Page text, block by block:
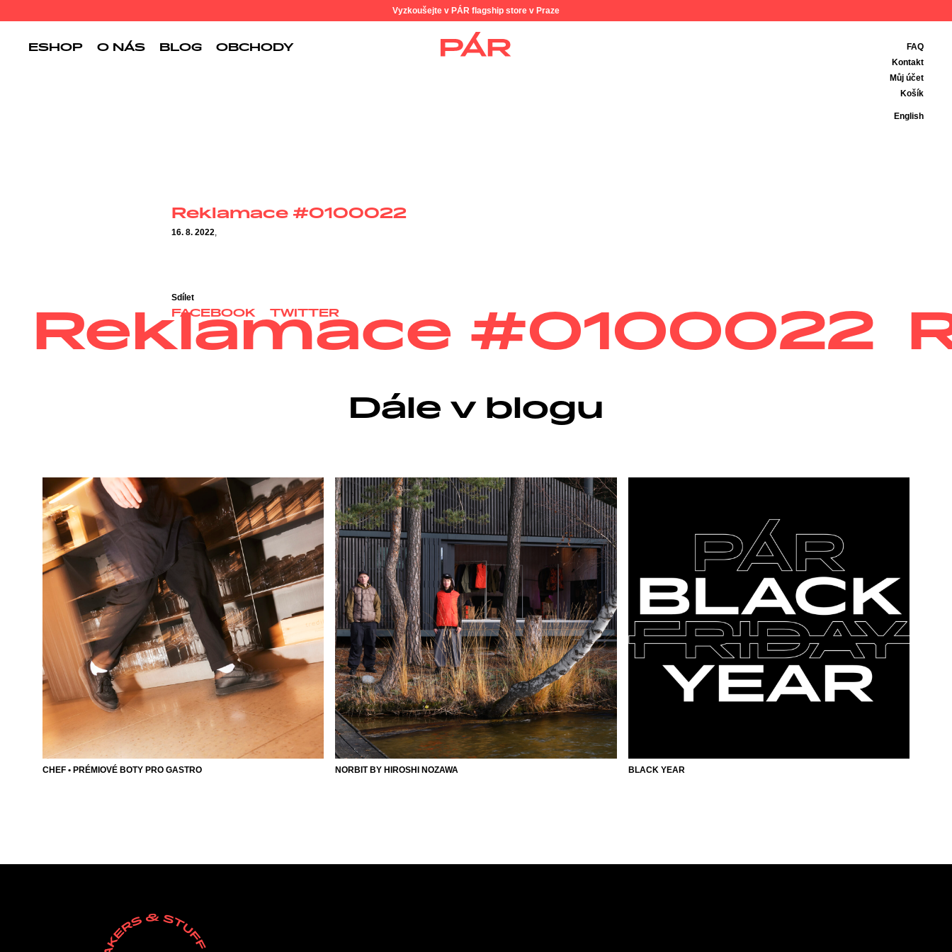
Vyzkoušejte v PÁR flagship store v Praze
ESHOP O NÁS BLOG OBCHODY
FAQ
Kontakt
Můj účet
Košík
English
Reklamace #0100022
16. 8. 2022,
Sdílet
FACEBOOK
TWITTER
Dále v blogu
CHEF • PRÉMIOVÉ BOTY PRO GASTRO NORBIT BY HIROSHI NOZAWA BLACK YEAR